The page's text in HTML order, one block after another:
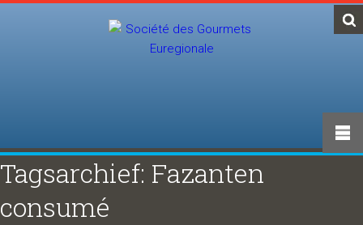
Tagsarchief: Fazanten
consumé